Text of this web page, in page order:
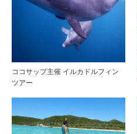
ココサップ主催 イルカドルフィン
ツアー